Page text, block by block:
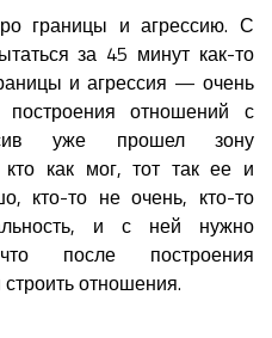
границы и агрессию. С
за 45 минут как-то
и агрессия — очень
отношений с
уже прошел зону
кто как мог, тот так ее и
кто-то не очень, кто-то
и с ней нужно
после построения
отношения.